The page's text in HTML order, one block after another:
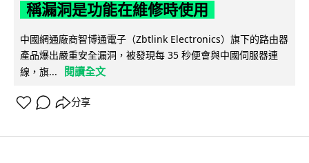
稱漏洞是功能在維修時使用
中國網通廠商智博通電子（Zbtlink Electronics）旗下的路由器
產品爆出嚴重安全漏洞，被發現每 35 秒便會與中國伺服器連
線，旗...
閱讀全文
分享